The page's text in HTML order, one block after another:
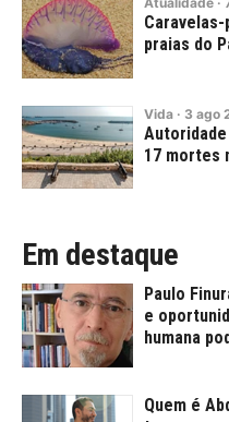
praias do
Vida · 3 ago
17 mortes
Em destaque
Paulo
e
humana
Quem é